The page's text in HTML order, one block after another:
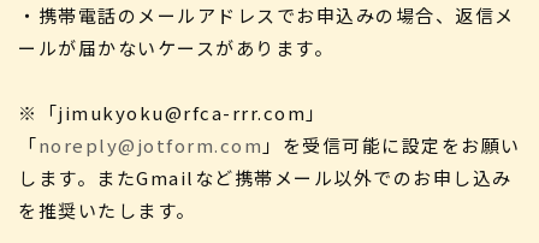
・携帯電話のメールアドレスでお申込みの場合、返信メ
ールが届かないケースがあります。
※「jimukyoku@rfca-rrr.com」
「noreply@jotform.com 」を受信可能に設定をお願い
します。またGmailなど携帯メール以外でのお申し込み
を推奨いたします。